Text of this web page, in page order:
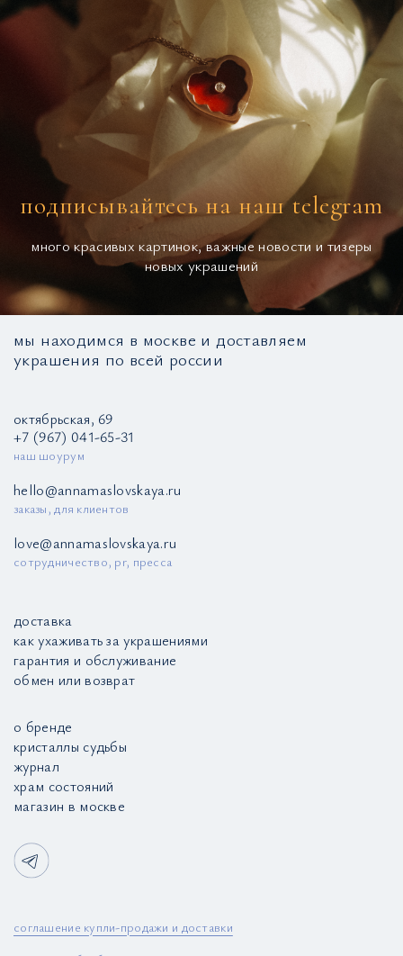
подписывайтесь на наш telegram
много красивых картинок, важные новости и тизеры
новых украшений
мы находимся в москве и доставляем
украшения по всей россии
октябрьская, 69
+7 (967) 041-65-31
наш шоурум
hello@annamaslovskaya.ru
заказы, для клиентов
love@annamaslovskaya.ru
сотрудничество, pr, пресса
доставка
как ухаживать за украшениями
гарантия и обслуживание
обмен или возврат
о бренде
кристаллы судьбы
журнал
храм состояний
магазин в москве
соглашение купли-продажи и доставки